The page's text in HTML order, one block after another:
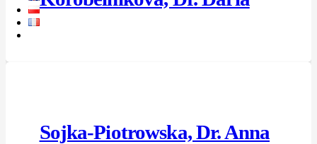
Sojka-Piotrowska, Dr. Anna